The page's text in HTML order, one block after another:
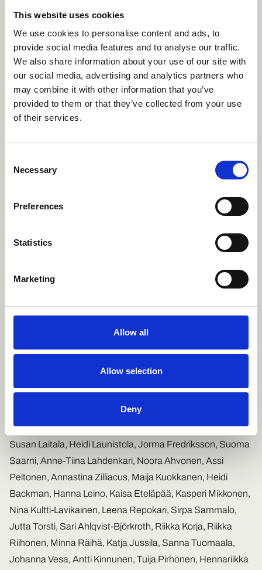
This website uses cookies
We use cookies to personalise content and ads, to
provide social media features and to analyse our traffic.
We also share information about your use of our site with
our social media, advertising and analytics partners who
may combine it with other information that you’ve
provided to them or that they’ve collected from your use
of their services.
Selection
Necessary
Preferences
Statistics
Marketing
Allow all
Allow selection
Deny
Perustason lastenpalveluissa koulutukseen voivat
osallistua ensisijaisesti sairaanhoitajat, psykologit ja lääkärit.
On tärkeää, että kouluttautujalla olisi tukenaan
moniammatillinen tiimi, jolta hän saa apua
transdiagnostiikkaan ja hoitomallin arviointiin.
Koulutus on valmiina koulutusalustalla huhtikuun alkuun
mennessä, ja toukokuun lopulla viimeisetkin koulutusvideot
hyvinvointialueella, tulee ottaa yhteyttä koulutuksesta
yksityiskohdista.
Koulutuksen takana on suuri tiimi
-toimintamalli sekä HUS Psykiatria yhteistyössä Helsingin,
”Mukana oli suuri joukko eri alojen asiantuntijoita antamassa
työpanostaan. Suuri kiitos kaikille mukana olleille. Ilman tätä
kansallista yhteistyötä tämän koulutuksen kehittäminen ei
olisi ollut mahdollista,” toteaa Laitala.
Koulutuksen organisointiin, suunnitteluun,
sisällöntuottamiseen tai kommentointiin ovat osallistuneet
Susan Laitala, Heidi Launistola, Jorma Fredriksson, Suoma
Saarni, Anne-Tiina Lahdenkari, Noora Ahvonen, Assi
Peltonen, Annastina Zilliacus, Maija Kuokkanen, Heidi
Backman, Hanna Leino, Kaisa Eteläpää, Kasperi Mikkonen,
Nina Kultti-Lavikainen, Leena Repokari, Sirpa Sammalo,
Jutta Torsti, Sari Ahlqvist-Björkroth, Riikka Korja, Riikka
Riihonen, Minna Räihä, Katja Jussila, Sanna Tuomaala,
Johanna Vesa, Antti Kinnunen, Tuija Pirhonen, Hennariikka